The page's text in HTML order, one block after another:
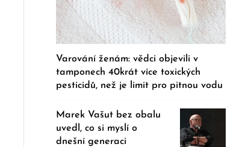
Varování ženám: vědci objevili v
tamponech 40krát více toxických
pesticidů, než je limit pro pitnou vodu
Marek Vašut bez obalu
uvedl, co si myslí o
dnešní generaci